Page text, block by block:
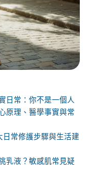
日常：你不是一個人
原理、醫學事實與常
常修護步驟與生活建
乳液？敏感肌常見疑